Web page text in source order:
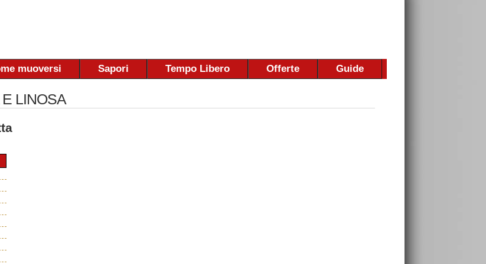
muoversi Sapori Tempo Libero Offerte Guide
LINOSA